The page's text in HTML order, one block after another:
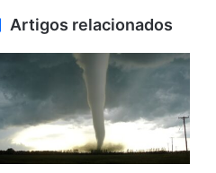
Artigos relacionados